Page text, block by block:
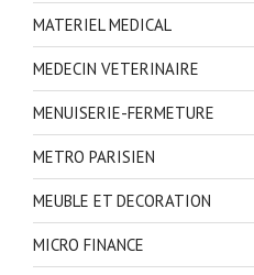
MATERIEL MEDICAL
MEDECIN VETERINAIRE
MENUISERIE-FERMETURE
METRO PARISIEN
MEUBLE ET DECORATION
MICRO FINANCE